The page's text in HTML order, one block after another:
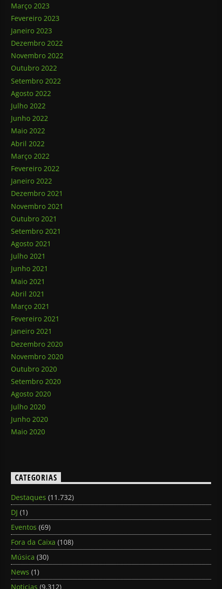
Março 2023
Fevereiro 2023
Janeiro 2023
Dezembro 2022
Novembro 2022
Outubro 2022
Setembro 2022
Agosto 2022
Julho 2022
Junho 2022
Maio 2022
Abril 2022
Março 2022
Fevereiro 2022
Janeiro 2022
Dezembro 2021
Novembro 2021
Outubro 2021
Setembro 2021
Agosto 2021
Julho 2021
Junho 2021
Maio 2021
Abril 2021
Março 2021
Fevereiro 2021
Janeiro 2021
Dezembro 2020
Novembro 2020
Outubro 2020
Setembro 2020
Agosto 2020
Julho 2020
Junho 2020
Maio 2020
CATEGORIAS
Destaques (11.732)
DJ (1)
Eventos (69)
Fora da Caixa (108)
Música (30)
News (1)
Noticias (9.312)